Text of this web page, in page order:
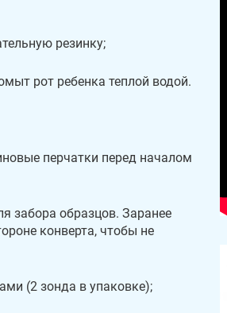
резинку;
рот ребенка теплой водой.
перчатки перед началом
забора образцов. Заранее
конверта, чтобы не
(2 зонда в упаковке);